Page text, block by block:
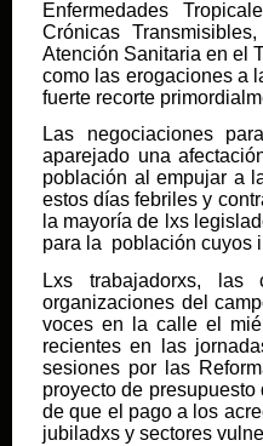
Enfermedades
Crónicas
Atención Sanitaria en el
como las erogaciones a
fuerte recorte
Las negociaciones
aparejado una
población al empujar a
estos días febriles y
la mayoría de lxs
para la población cuyos
Lxs trabajadorxs, las
organizaciones del
voces en la calle el
recientes en las
sesiones por las
proyecto de
de que el pago a los
jubiladxs y sectores